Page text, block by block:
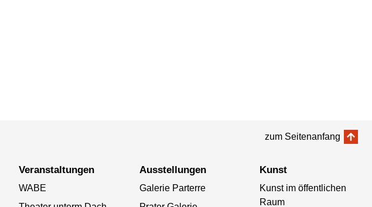
zum Seitenanfang
Veranstaltungen
WABE
Ausstellungen
Galerie Parterre
Kunst
Kunst im öffentlichen
Raum